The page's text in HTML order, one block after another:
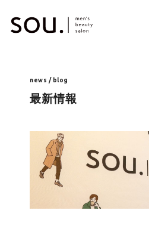
news / blog
最新情報